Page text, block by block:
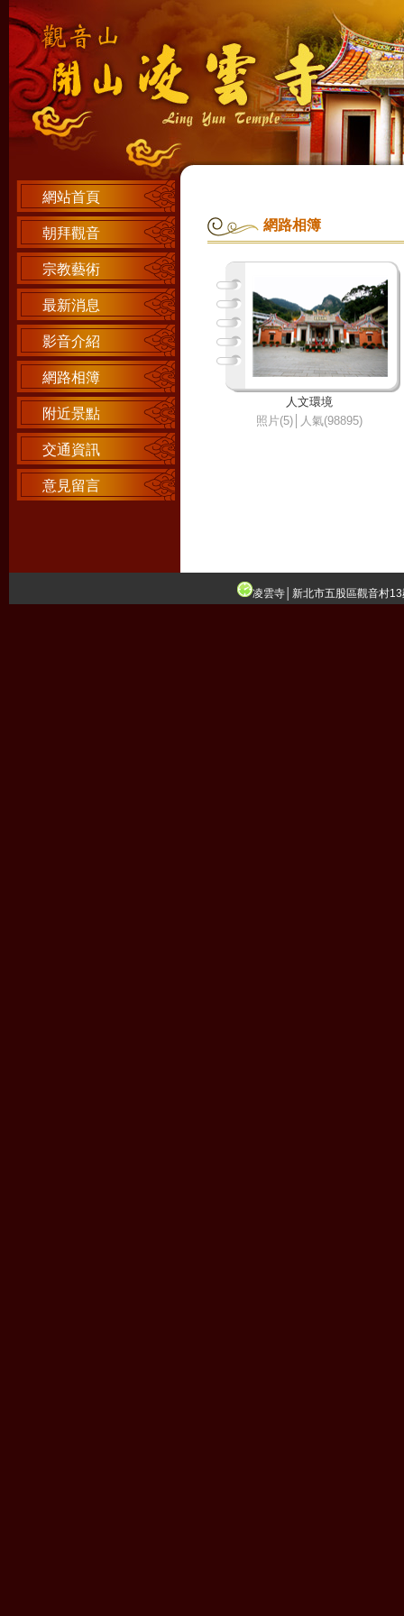
網站首頁
朝拜觀音
宗教藝術
最新消息
影音介紹
網路相簿
附近景點
交通資訊
意見留言
網路相簿
人文環境
照片(5)│人氣(98895)
凌雲寺│新北市五股區觀音村